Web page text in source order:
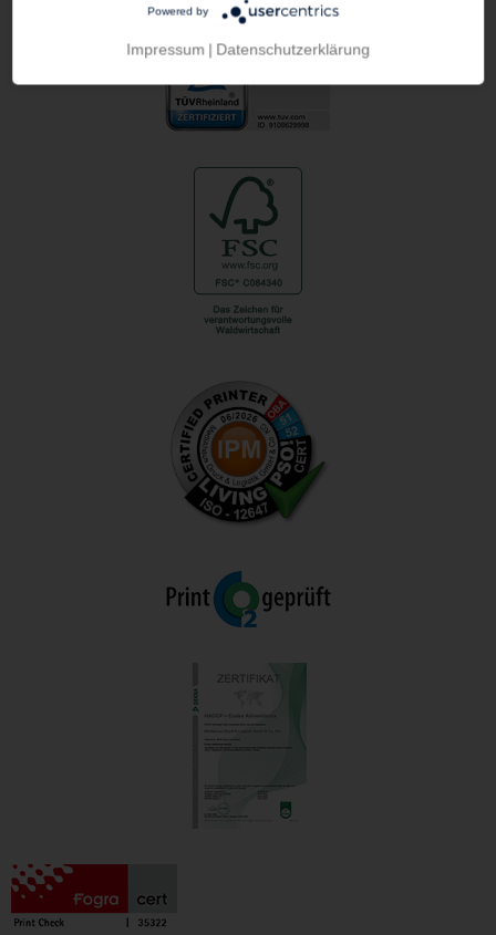
Powered by
Impressum | Datenschutzerklärung